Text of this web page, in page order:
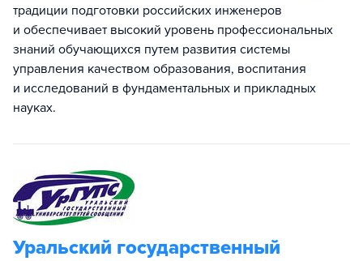
традиции подготовки российских инженеров
и обеспечивает высокий уровень профессиональных
знаний обучающихся путем развития системы
управления качеством образования, воспитания
и исследований в фундаментальных и прикладных
науках.
Уральский государственный